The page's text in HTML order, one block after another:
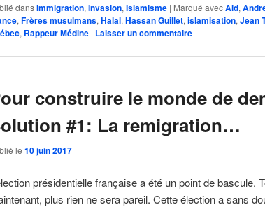
dansImmigration, Invasion, Islamisme | Marqué avecAid,
, Frères musulmans, Halal, Hassan Guillet, islamisation, Jean
, Rappeur Médine | Laisser un commentaire
construire le monde de
#1: La remigration…
le 10 juin 2017
présidentielle française a été un point de bascule.
plus rien ne sera pareil. Cette élection a sans